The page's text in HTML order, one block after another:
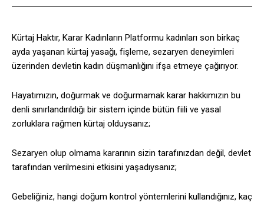
Kürtaj Haktır, Karar Kadınların Platformu kadınları son birkaç
ayda yaşanan kürtaj yasağı, fişleme, sezaryen deneyimleri
üzerinden devletin kadın düşmanlığını ifşa etmeye çağırıyor.
Hayatımızın, doğurmak ve doğurmamak karar hakkımızın bu
denli sınırlandırıldığı bir sistem içinde bütün fiili ve yasal
zorluklara rağmen kürtaj olduysanız;
Sezaryen olup olmama kararının sizin tarafınızdan değil, devlet
tarafından verilmesini etkisini yaşadıysanız;
Gebeliğiniz, hangi doğum kontrol yöntemlerini kullandığınız, kaç